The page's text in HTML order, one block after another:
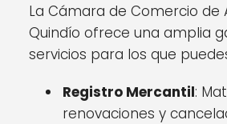
La Cámara de Comercio de
Quindío ofrece una amplia
servicios para los que
Registro Mercantil:
renovaciones y